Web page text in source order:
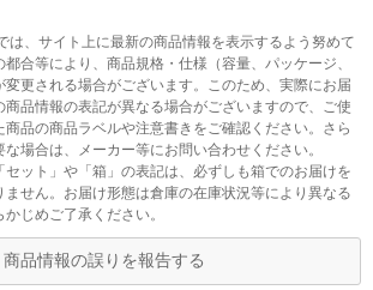
は、サイト上に最新の商品情報を表示するよう努めて
合等により、商品規格・仕様（容量、パッケージ、
変更される場合がございます。このため、実際にお届
商品情報の表記が異なる場合がございますので、ご使
品の商品ラベルや注意書きをご確認ください。さら
場合は、メーカー等にお問い合わせください。
セット」や「箱」の表記は、必ずしも箱でのお届けを
ません。お届け形態は倉庫の在庫状況等により異なる
じめご了承ください。
商品情報の誤りを報告する